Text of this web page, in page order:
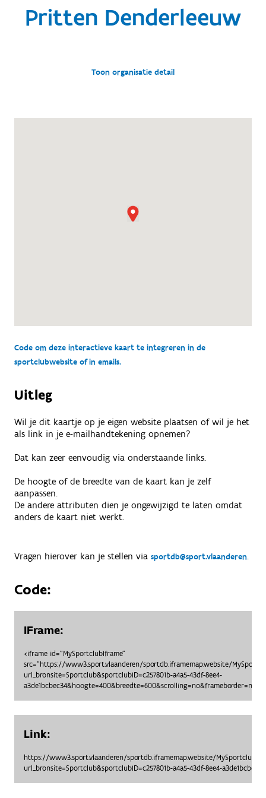
Pritten Denderleeuw
Toon organisatie detail
Code om deze interactieve kaart te integreren in de
sportclubwebsite of in emails.
Uitleg
Wil je dit kaartje op je eigen website plaatsen of wil je het
als link in je e-mailhandtekening opnemen?
Dat kan zeer eenvoudig via onderstaande links.
De hoogte of de breedte van de kaart kan je zelf
aanpassen.
De andere attributen dien je ongewijzigd te laten omdat
anders de kaart niet werkt.
Vragen hierover kan je stellen via sportdb@sport.vlaanderen.
Code:
IFrame:
<iframe id="MySportclubIframe"
src="https://www3.sport.vlaanderen/sportdb.iframemap.website/
url_bronsite=Sportclub&sportclubID=c257801b-a4a5-43df-8ee4-
a3de1bcbec34&hoogte=400&breedte=600&scrolling=no&frameborder=no">
Link:
https://www3.sport.vlaanderen/sportdb.iframemap.website/
url_bronsite=Sportclub&sportclubID=c257801b-a4a5-43df-8ee4-